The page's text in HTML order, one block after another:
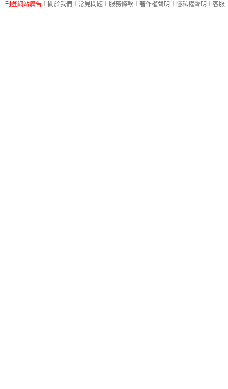
刊登網站廣告 關於我們 常見問題 服務條款 著作權聲明 隱私權聲明 客服